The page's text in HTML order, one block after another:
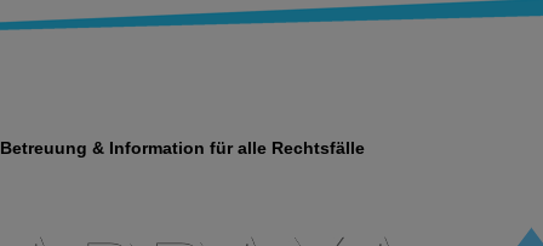
Betreuung & Information für alle Rechtsfälle